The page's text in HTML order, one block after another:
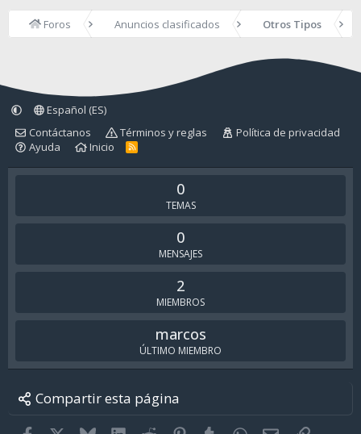
Foros Anuncios clasificados Otros Tipos
Español (ES)
Contáctanos
Términos y reglas
Política de privacidad
Ayuda
Inicio
R
S
0
TEMAS
0
MENSAJES
2
MIEMBROS
marcos
ÚLTIMO MIEMBRO
Compartir esta página